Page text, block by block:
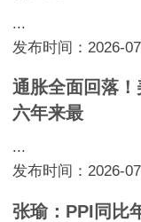
...
发布时间：2026-
通胀全面回落
六年来最
...
发布时间：2026-
张瑜：PPI同